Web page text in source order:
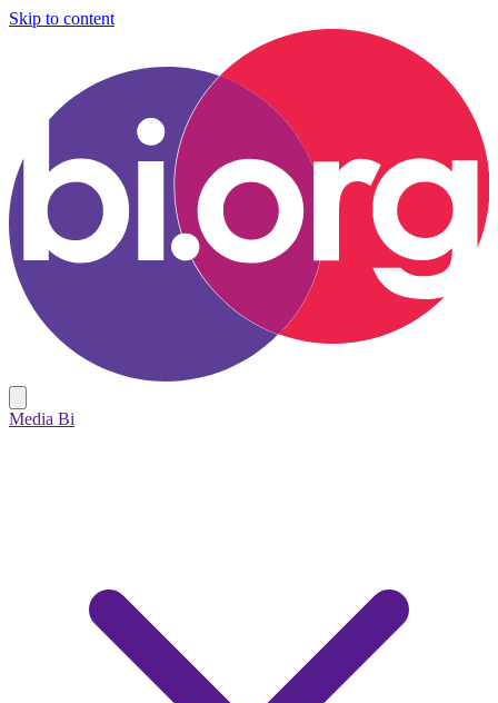
Skip to content
Media Bi